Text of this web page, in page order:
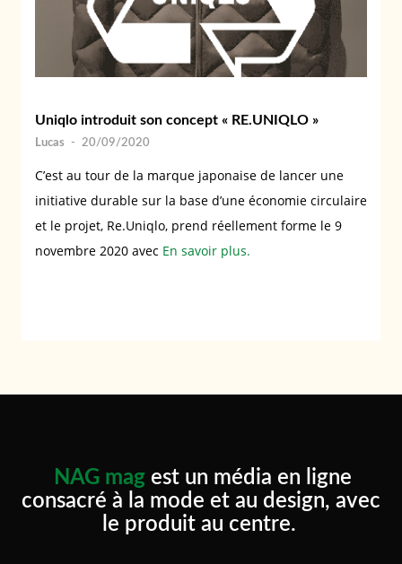
Uniqlo introduit son concept « RE.UNIQLO »
Lucas - 20/09/2020
C’est au tour de la marque japonaise de lancer une
initiative durable sur la base d’une économie circulaire
et le projet, Re.Uniqlo, prend réellement forme le 9
novembre 2020 avec En savoir plus.
NAG mag est un média en ligne
consacré à la mode et au design, avec
le produit au centre.